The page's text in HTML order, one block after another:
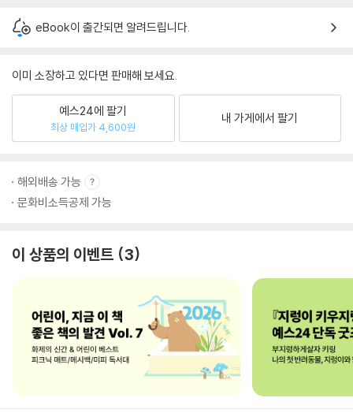
eBook이 출간되면 알려드립니다.
이미 소장하고 있다면 판매해 보세요.
예스24에 팔기
최상 매입가 4,600원
내 가게에서 팔기
해외배송 가능
문화비소득공제 가능
이 상품의 이벤트 3